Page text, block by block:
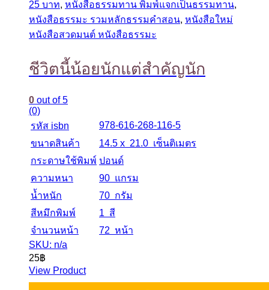
25 บาท, หนังสือธรรมทาน พิมพ์แจกเป็นธรรมทาน,
หนังสือธรรมะ รวมหลักธรรมคำสอน, หนังสือใหม่
หนังสือสวดมนต์ หนังสือธรรมะ
ชีวิตนี้น้อยนักแต่สำคัญนัก
0 out of 5
(0)
รหัส isbn
978-616-268-116-5
ขนาดสินค้า
14.5 x 21.0 เซ็นติเมตร
กระดาษใช้พิมพ์ ปอนด์
ความหนา
90 แกรม
น้ำหนัก
70 กรัม
สีหมึกพิมพ์
1 สี
จำนวนหน้า
72 หน้า
SKU: n/a
25฿
View Product